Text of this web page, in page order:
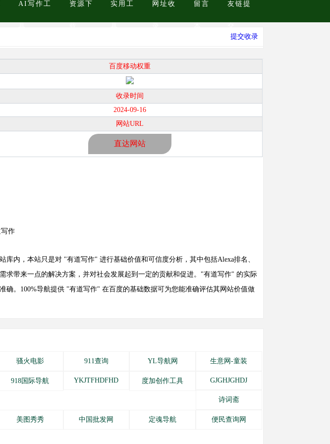
AI写作工 资源下 实用工 网址收 留言 友链提
提交收录
百度移动权重
收录时间
2024-09-16
网站URL
直达网站
库内，本站只是对 "有道写作" 进行基础价值和可信度分析，其中包括Alexa排名、
求带来一点的解决方案，并对社会发展起到一定的贡献和促进。"有道写作" 的实际
。100%导航提供 "有道写作" 在百度的基础数据可为您能准确评估其网站价值做
骚火电影 911查询 YL导航网 生意网-童装
918国际导航 YKJTFHDFHD 度加创作工具 GJGHJGHDJ
诗词斋
美图秀秀 中国批发网 定魂导航 便民查询网